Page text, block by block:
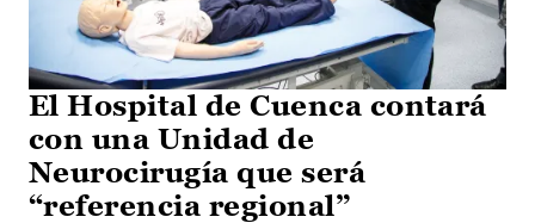
El Hospital de Cuenca contará
con una Unidad de
Neurocirugía que será
“referencia regional”